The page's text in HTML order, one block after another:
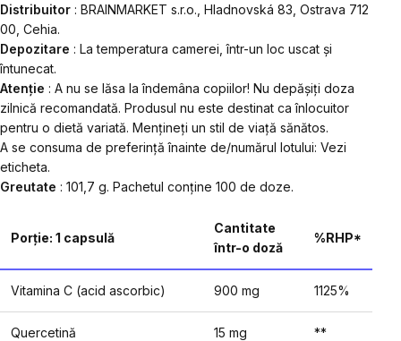
Distribuitor : BRAINMARKET s.r.o., Hladnovská 83, Ostrava 712
00, Cehia.
Depozitare : La temperatura camerei, într-un loc uscat și
întunecat.
Atenție : A nu se lăsa la îndemâna copiilor! Nu depășiți doza
zilnică recomandată. Produsul nu este destinat ca înlocuitor
pentru o dietă variată. Mențineți un stil de viață sănătos.
A se consuma de preferință înainte de/numărul lotului: Vezi
eticheta.
Greutate : 101,7 g. Pachetul conține 100 de doze.
Porție: 1 capsulă
Cantitate
într-o doză
%RHP*
Vitamina C (acid ascorbic) 900 mg 1125%
Quercetină 15 mg **